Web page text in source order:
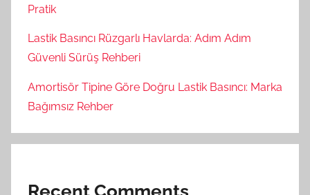
Pratik
Lastik Basıncı Rüzgarlı Havlarda: Adım Adım
Güvenli Sürüş Rehberi
Amortisör Tipine Göre Doğru Lastik Basıncı: Marka
Bağımsız Rehber
Recent Comments